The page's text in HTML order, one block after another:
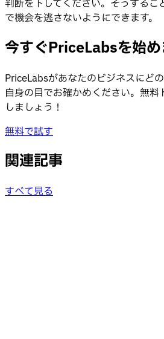
判断を下してください。そうするこ
で機会を逃さないようにできます。
今すぐPriceLabsを始め
PriceLabsがあなたのビジネスにど
自身の目でお確かめください。無
しましょう！
無料で試す
関連記事
すべて見る